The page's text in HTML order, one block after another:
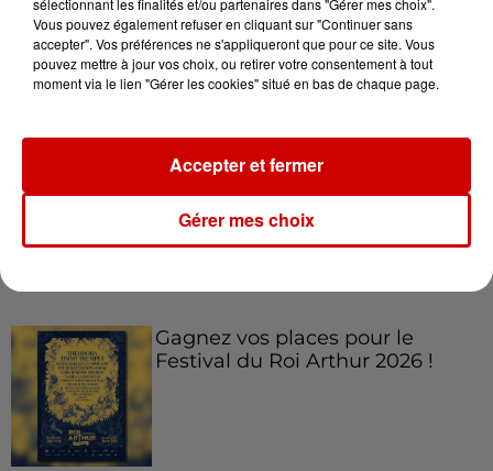
Gironde...
5 août 2026
Rochelle, mégaferme de
saumons et succès...
Gagnez vos places pour le
Festival du Roi Arthur 2026 !
Vous pouvez également refuser en cliquant sur "Continuer sans
accepter". Vos préférences ne s'appliqueront que pour ce site. Vous
pouvez mettre à jour vos choix, ou retirer votre consentement à tout
moment via le lien "Gérer les cookies" situé en bas de chaque page.
Gérer mes choix
Accepter et fermer